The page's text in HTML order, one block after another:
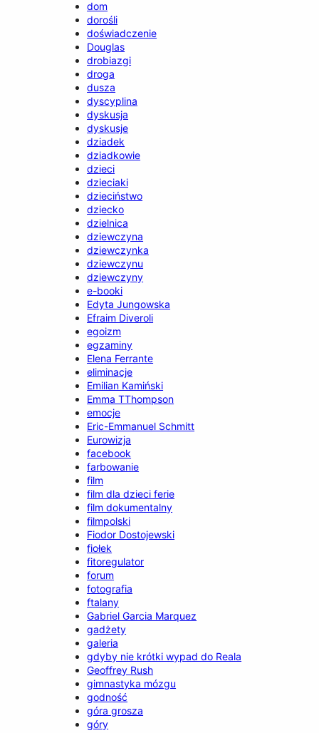
dom
dorośli
doświadczenie
Douglas
drobiazgi
droga
dusza
dyscyplina
dyskusja
dyskusje
dziadek
dziadkowie
dzieci
dzieciaki
dzieciństwo
dziecko
dzielnica
dziewczyna
dziewczynka
dziewczynu
dziewczyny
e-booki
Edyta Jungowska
Efraim Diveroli
egoizm
egzaminy
Elena Ferrante
eliminacje
Emilian Kamiński
Emma TThompson
emocje
Eric-Emmanuel Schmitt
Eurowizja
facebook
farbowanie
film
film dla dzieci ferie
film dokumentalny
filmpolski
Fiodor Dostojewski
fiołek
fitoregulator
forum
fotografia
ftalany
Gabriel Garcia Marquez
gadżety
galeria
gdyby nie krótki wypad do Reala
Geoffrey Rush
gimnastyka mózgu
godność
góra grosza
góry